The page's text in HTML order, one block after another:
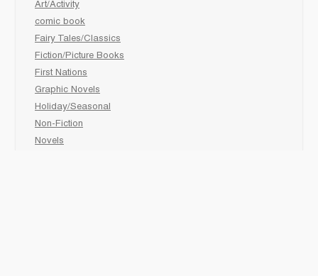
Art/Activity
comic book
Fairy Tales/Classics
Fiction/Picture Books
First Nations
Graphic Novels
Holiday/Seasonal
Non-Fiction
Novels